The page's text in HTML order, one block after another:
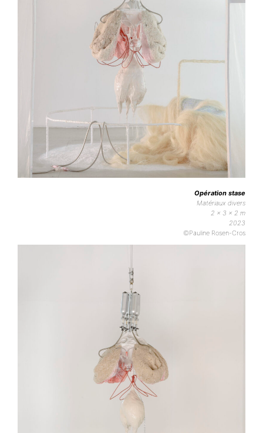
Opération stase
Matériaux divers
2 x 3 x 2 m
2023
©Pauline Rosen-Cros